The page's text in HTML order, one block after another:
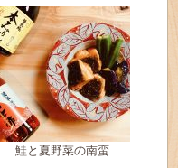
鮭と夏野菜の南蛮